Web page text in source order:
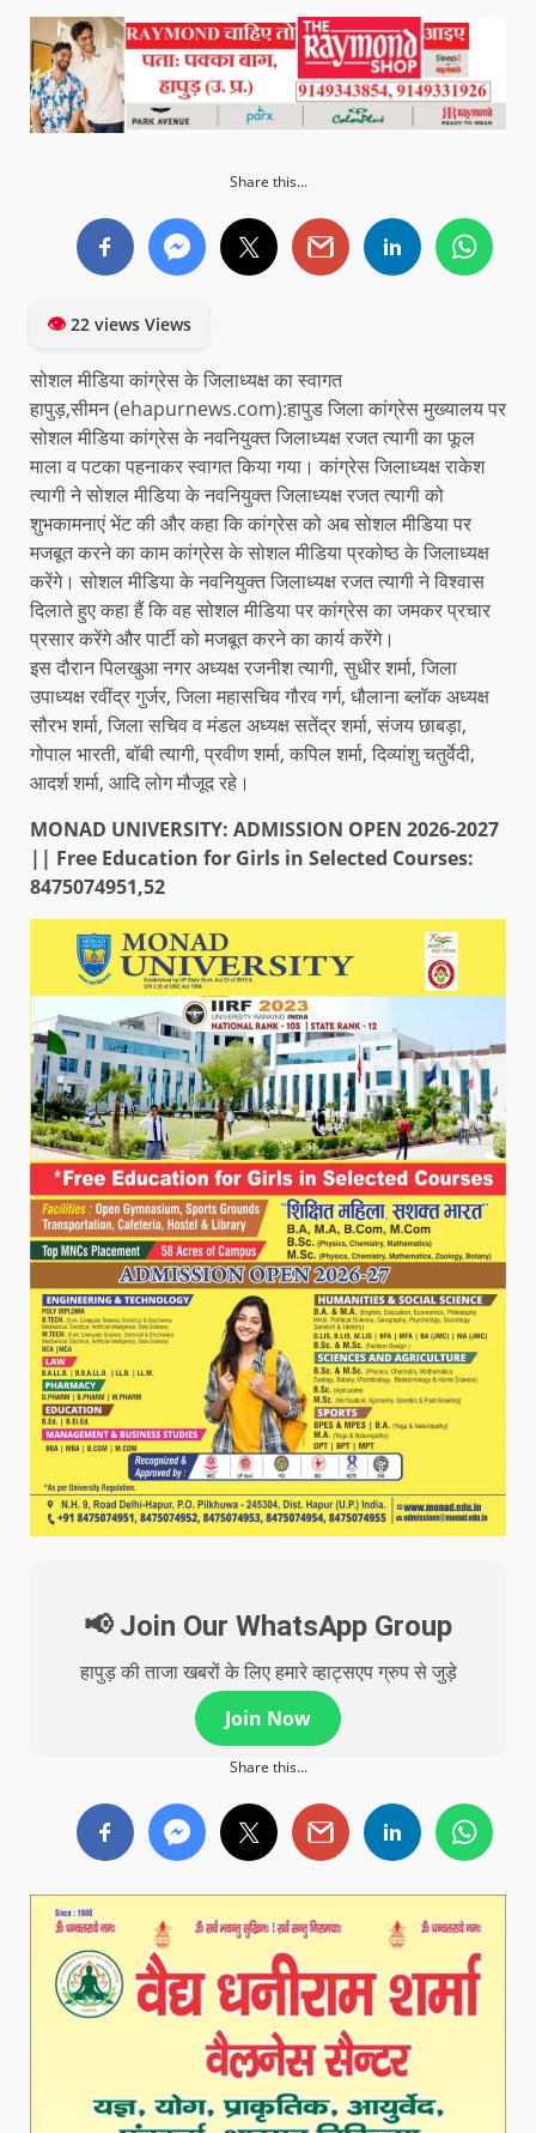
Share this...
👁22 views Views
सोशल मीडिया कांग्रेस के जिलाध्यक्ष का स्वागत
हापुड़,सीमन (ehapurnews.com):हापुड जिला कांग्रेस मुख्यालय पर
सोशल मीडिया कांग्रेस के नवनियुक्त जिलाध्यक्ष रजत त्यागी का फूल
माला व पटका पहनाकर स्वागत किया गया। कांग्रेस जिलाध्यक्ष राकेश
त्यागी ने सोशल मीडिया के नवनियुक्त जिलाध्यक्ष रजत त्यागी को
शुभकामनाएं भेंट की और कहा कि कांग्रेस को अब सोशल मीडिया पर
मजबूत करने का काम कांग्रेस के सोशल मीडिया प्रकोष्ठ के जिलाध्यक्ष
करेंगे। सोशल मीडिया के नवनियुक्त जिलाध्यक्ष रजत त्यागी ने विश्वास
दिलाते हुए कहा हैं कि वह सोशल मीडिया पर कांग्रेस का जमकर प्रचार
प्रसार करेंगे और पार्टी को मजबूत करने का कार्य करेंगे।
इस दौरान पिलखुआ नगर अध्यक्ष रजनीश त्यागी, सुधीर शर्मा, जिला
उपाध्यक्ष रवींद्र गुर्जर, जिला महासचिव गौरव गर्ग, धौलाना ब्लॉक अध्यक्ष
सौरभ शर्मा, जिला सचिव व मंडल अध्यक्ष सतेंद्र शर्मा, संजय छाबड़ा,
गोपाल भारती, बॉबी त्यागी, प्रवीण शर्मा, कपिल शर्मा, दिव्यांशु चतुर्वेदी,
आदर्श शर्मा, आदि लोग मौजूद रहे।
MONAD UNIVERSITY: ADMISSION OPEN 2026-2027
|| Free Education for Girls in Selected Courses:
8475074951,52
📢 Join Our WhatsApp Group
हापुड़ की ताजा खबरों के लिए हमारे व्हाट्सएप ग्रुप से जुड़े
Join Now
Share this...